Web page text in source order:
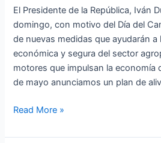
El Presidente de la República, Iván
domingo, con motivo del Día del
de nuevas medidas que ayudarán a
económica y segura del sector
motores que impulsan la economía
de mayo anunciamos un plan de
Read More »